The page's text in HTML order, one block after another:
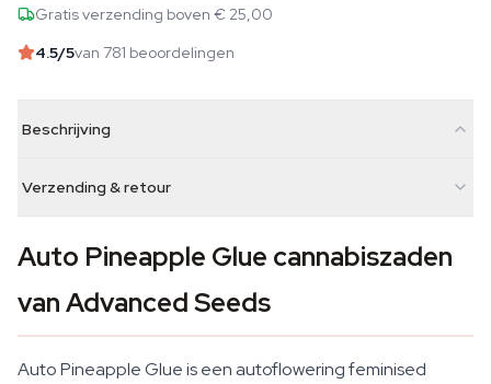
Gratis verzending boven € 25,00
4.5/5van 781 beoordelingen
Beschrijving
Verzending & retour
Auto Pineapple Glue cannabiszaden
van Advanced Seeds
Auto Pineapple Glue is een autoflowering feminised